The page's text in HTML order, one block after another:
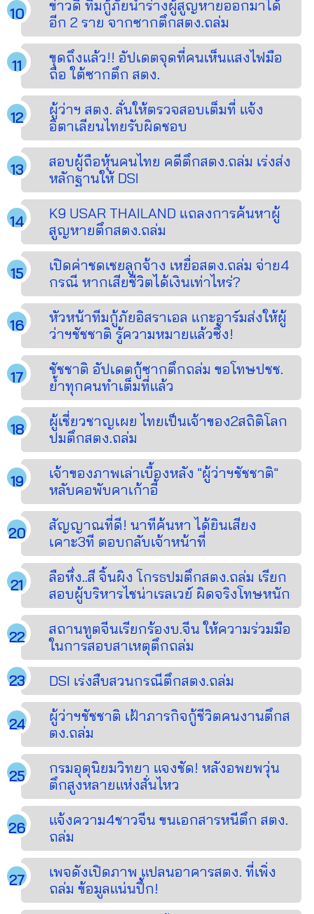
ข่าวดี ทีมกู้ภัยนำร่างผู้สูญหายออกมาได้
อีก 2 ราย จากซากตึกสตง.ถล่ม
ขุดถึงแล้ว!! อัปเดตจุดที่คนเห็นแสงไฟมือ
ถือ ใต้ซากตึก สตง.
ผู้ว่าฯ สตง. ลั่นให้ตรวจสอบเต็มที่ แจ้ง
อิตาเลียนไทยรับผิดชอบ
สอบผู้ถือหุ้นคนไทย คดีตึกสตง.ถล่ม เร่งส่ง
หลักฐานให้ DSI
K9 USAR THAILAND แถลงการค้นหาผู้
สูญหายตึกสตง.ถล่ม
เปิดค่าชดเชยลูกจ้าง เหยื่อสตง.ถล่ม จ่าย4
กรณี หากเสียชีวิตได้เงินเท่าไหร่?
หัวหน้าทีมกู้ภัยอิสราเอล แกะอาร์มส่งให้ผู้
ว่าฯชัชชาติ รู้ความหมายแล้วซึ้ง!
ชัชชาติ อัปเดตกู้ซากตึกถล่ม ขอโทษปชช.
ย้ำทุกคนทำเต็มที่แล้ว
ผู้เชี่ยวชาญเผย ไทยเป็นเจ้าของ2สถิติโลก
ปมตึกสตง.ถล่ม
เจ้าของภาพเล่าเบื้องหลัง "ผู้ว่าฯชัชชาติ"
หลับคอพับคาเก้าอี้
สัญญาณที่ดี! นาทีค้นหา ได้ยินเสียง
เคาะ3ที ตอบกลับเจ้าหน้าที่
ลือหึ่ง..สี จิ้นผิง โกรธปมตึกสตง.ถล่ม เรียก
สอบผู้บริหารไชน่าเรลเวย์ ผิดจริงโทษหนัก
สถานทูตจีนเรียกร้องบ.จีน ให้ความร่วมมือ
ในการสอบสาเหตุตึกถล่ม
DSI เร่งสืบสวนกรณีตึกสตง.ถล่ม
ผู้ว่าฯชัชชาติ เฝ้าภารกิจกู้ชีวิตคนงานตึกส
ตง.ถล่ม
กรมอุตุนิยมวิทยา แจงชัด! หลังอพยพวุ่น
ตึกสูงหลายแห่งสั่นไหว
แจ้งความ4ชาวจีน ขนเอกสารหนีตึก สตง.
ถล่ม
เพจดังเปิดภาพ แปลนอาคารสตง. ที่เพิ่ง
ถล่ม ข้อมูลแน่นปึ้ก!